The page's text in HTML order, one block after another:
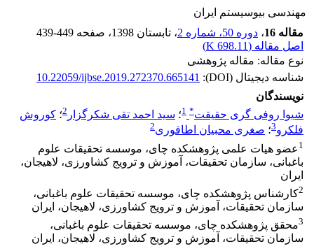
مهندسی بیوسیستم ایران
مقاله 16
، دوره 50، شماره 2 ، تابستان 1398 ، صفحه 439-449
اصل مقاله (698.11 K
)
نوع مقاله: مقاله پژوهشی
شناسه دیجیتال (DOI):
10.22059/ijbse.2019.272370.665141
نویسندگان
شیوا روفی گری حقیقت*
1؛ سید احمد تقی شکرگزار 2؛ کوروش
فلکرو3؛ صغری محبیان اطاقوری2
1 عضو هیات علمی پژوهشکده چای، موسسه تحقیقات علوم
باغبانی، سازمان تحقیقات، آموزش و ترویج کشاورزی، لاهیجان،
ایران
2کارشناس پژوهشکده چای، موسسه تحقیقات علوم باغبانی،
سازمان تحقیقات، آموزش و ترویج کشاورزی، لاهیجان، ایران
3محقق پژوهشکده چای، موسسه تحقیقات علوم باغبانی،
سازمان تحقیقات، آموزش و ترویج کشاورزی، لاهیجان، ایران